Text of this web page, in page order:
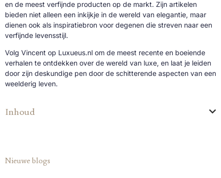
en de meest verfijnde producten op de markt. Zijn artikelen
bieden niet alleen een inkijkje in de wereld van elegantie, maar
dienen ook als inspiratiebron voor degenen die streven naar een
verfijnde levensstijl.
Volg Vincent op Luxueus.nl om de meest recente en boeiende
verhalen te ontdekken over de wereld van luxe, en laat je leiden
door zijn deskundige pen door de schitterende aspecten van een
weelderig leven.
Inhoud
Nieuwe blogs